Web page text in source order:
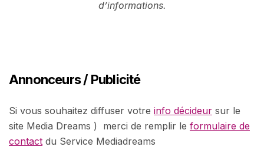
d’informations.
Annonceurs / Publicité
Si vous souhaitez diffuser votre info décideur sur le
site Media Dreams ) merci de remplir le formulaire de
contact du Service Mediadreams